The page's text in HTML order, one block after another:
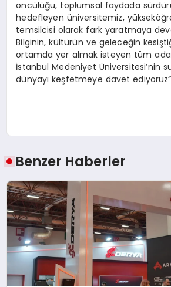
öncülüğü, toplumsal faydada
hedefleyen üniversitemiz,
temsilcisi olarak fark yaratmaya
Bilginin, kültürün ve geleceğin
ortamda yer almak isteyen tüm
İstanbul Medeniyet Üniversitesi’nin
dünyayı keşfetmeye davet
Benzer Haberler